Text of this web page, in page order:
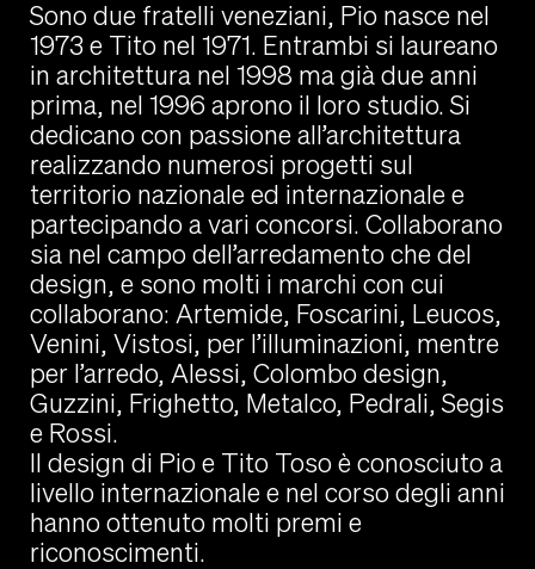
Sono due fratelli veneziani, Pio nasce nel
1973 e Tito nel 1971. Entrambi si laureano
in architettura nel 1998 ma già due anni
prima, nel 1996 aprono il loro studio. Si
dedicano con passione all’architettura
realizzando numerosi progetti sul
territorio nazionale ed internazionale e
partecipando a vari concorsi. Collaborano
sia nel campo dell’arredamento che del
design, e sono molti i marchi con cui
collaborano: Artemide, Foscarini, Leucos,
Venini, Vistosi, per l’illuminazioni, mentre
per l’arredo, Alessi, Colombo design,
Guzzini, Frighetto, Metalco, Pedrali, Segis
e Rossi.
Il design di Pio e Tito Toso è conosciuto a
livello internazionale e nel corso degli anni
hanno ottenuto molti premi e
riconoscimenti.